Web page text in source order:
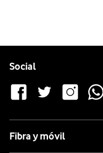
Social
Fibra y móvil